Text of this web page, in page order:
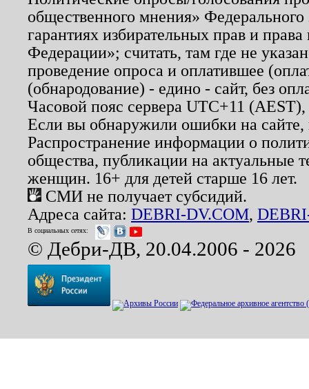
общественного мнения»
гарантиях избирательных прав и
Федерации»; считать, там где не
проведение опроса и оплатившее
(обнародование) - едино - сайт, без
Часовой пояс сервера UTC+11
Если вы обнаружили ошибки на
Распространение информации о
общества, публикации на актуальные
женщин. 16+ для детей старше 16 лет.
СМИ не получает субсидий.
Адреса сайта: DEBRI-DV.COM,
В социальных сетях:
© Дебри-ДВ, 20.04.2006 - 2026